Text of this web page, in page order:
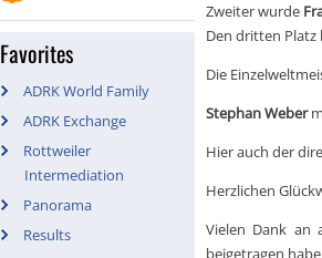
Favorites
ADRK World Family
ADRK Exchange
Rottweiler
Intermediation
Panorama
Results
Zweiter wurde
Den dritten Platz
Die
Stephan Weber
Hier auch der
Herzlichen
Vielen Dank an
beigetragen